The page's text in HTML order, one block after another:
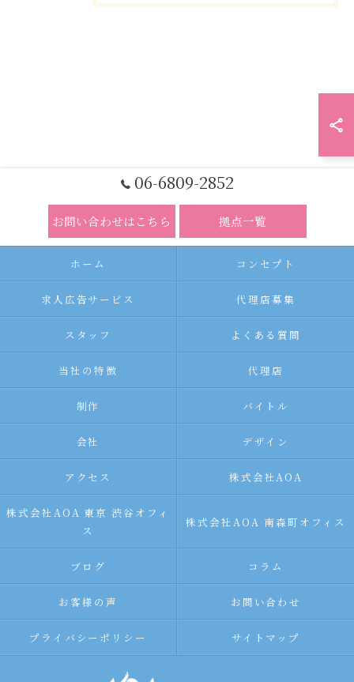
06-6809-2852
お問い合わせはこちら 拠点一覧
ホーム コンセプト
求人広告サービス 代理店募集
スタッフ よくある質問
当社の特徴 代理店
制作 バイトル
会社 デザイン
アクセス 株式会社AOA
株式会社AOA 東京 渋谷オフィ
ス
株式会社AOA 南森町オフィス
ブログ コラム
お客様の声 お問い合わせ
プライバシーポリシー サイトマップ